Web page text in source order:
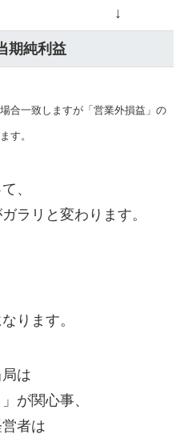
↓
期純利益
合一致しますが「営業外損益」の
す。
、
ラリと変わります。
ります。
は
が関心事、
者は